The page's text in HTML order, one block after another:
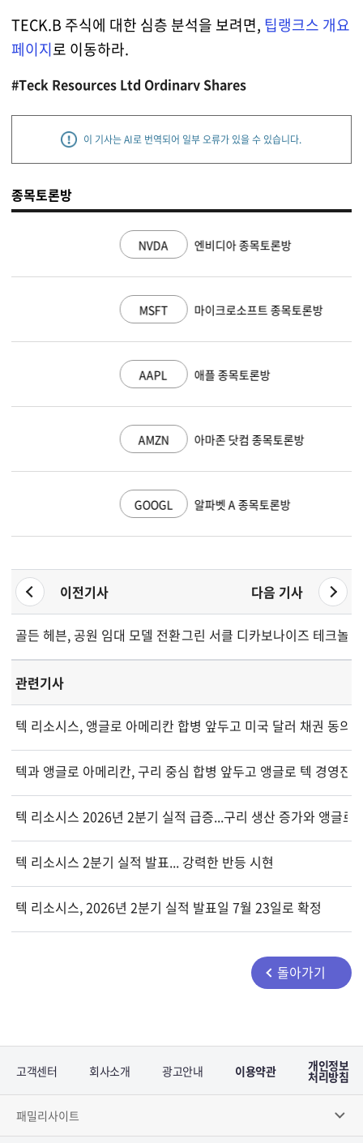
TECK.B 주식에 대한 심층 분석을 보려면, 팁랭크스 개요
페이지로 이동하라.
#Teck Resources Ltd Ordinary Shares
이 기사는 AI로 번역되어 일부 오류가 있을 수 있습니다.
종목토론방
엔비디아 종목토론방
마이크로소프트 종목토론방
애플 종목토론방
아마존 닷컴 종목토론방
알파벳 A 종목토론방
이전기사 다음 기사
골든 헤븐, 공원 임대 모델 전환 완료하며 매출 감소했으나 손실
그린 서클 디카보나이즈 테크놀
관련기사
텍 리소시스, 앵글로 아메리칸 합병 앞두고 미국 달러 채권 동의
텍과 앵글로 아메리칸, 구리 중심 합병 앞두고 앵글로 텍 경영진
텍 리소시스 2026년 2분기 실적 급증...구리 생산 증가와 앵글로
텍 리소시스 2분기 실적 발표... 강력한 반등 시현
텍 리소시스, 2026년 2분기 실적 발표일 7월 23일로 확정
돌아가기
고객센터 회사소개 광고안내 이용약관 개인정보
처리방침
패밀리사이트